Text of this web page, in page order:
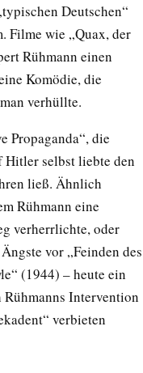
Deutschen“
Filme wie „Quax, der
Rühmann einen
Komödie, die
verhüllte.
Propaganda“, die
selbst liebte den
ließ. Ähnlich
Rühmann eine
verherrlichte, oder
vor „Feinden des
(1944) – heute ein
Intervention
verbieten